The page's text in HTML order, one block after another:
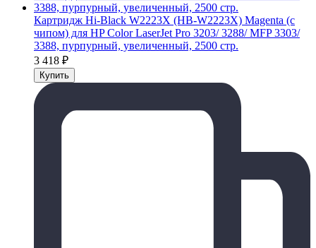
Картридж Hi-Black W2223X (HB-W2223X) Magenta (с
чипом) для HP Color LaserJet Pro 3203/ 3288/ MFP 3303/
3388, пурпурный, увеличенный, 2500 стр.
3 418 ₽